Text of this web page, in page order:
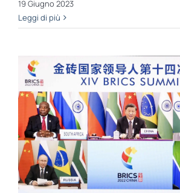
19 Giugno 2023
Leggi di più